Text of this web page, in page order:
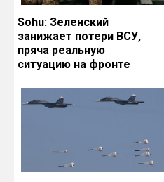
Sohu: Зеленский
занижает потери ВСУ,
пряча реальную
ситуацию на фронте